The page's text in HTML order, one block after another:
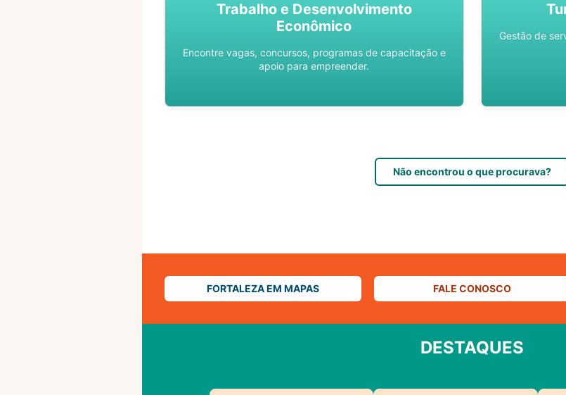
Trabalho e Desenvolvimento
Econômico
Encontre vagas, concursos, programas de capacitação e
apoio para empreender.
Gestão de
Não encontrou o que procurava?
FORTALEZA EM MAPAS FALE CONOSCO
DESTAQUES